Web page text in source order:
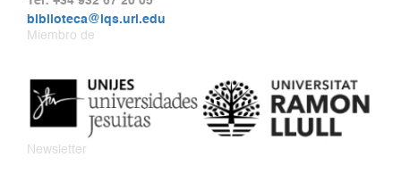
biblioteca@iqs.url.edu
Miembro de
Newsletter